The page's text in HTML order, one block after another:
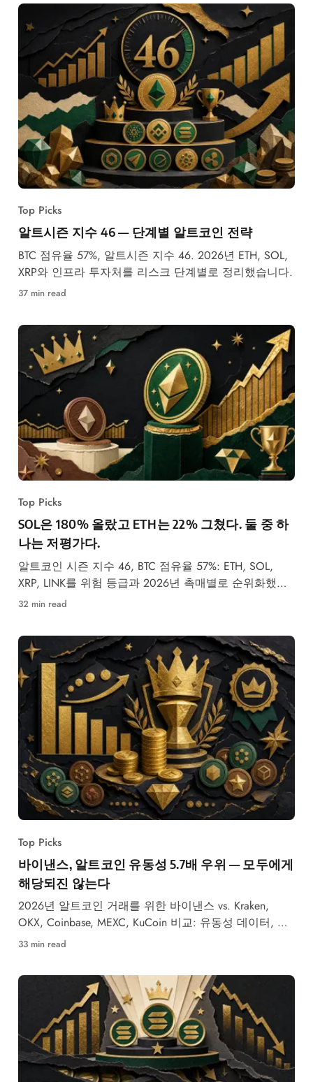
Top Picks
알트시즌 지수 46 — 단계별 알트코인 전략
BTC 점유율 57%, 알트시즌 지수 46. 2026년 ETH, SOL,
XRP와 인프라 투자처를 리스크 단계별로 정리했습니다.
37 min read
Top Picks
SOL은 180% 올랐고 ETH는 22% 그쳤다. 둘 중 하
나는 저평가다.
알트코인 시즌 지수 46, BTC 점유율 57%: ETH, SOL,
XRP, LINK를 위험 등급과 2026년 촉매별로 순위화했습
니다.
32 min read
Top Picks
바이낸스, 알트코인 유동성 5.7배 우위 — 모두에게
해당되진 않는다
2026년 알트코인 거래를 위한 바이낸스 vs. Kraken,
OKX, Coinbase, MEXC, KuCoin 비교: 유동성 데이터, 수
수료, 준비금 증명, 관할권별 적합 거래소.
33 min read